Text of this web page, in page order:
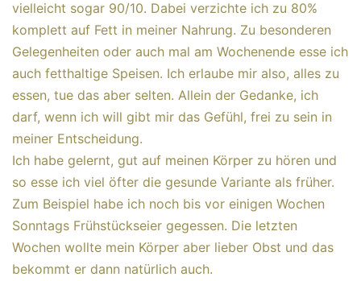
vielleicht sogar 90/10. Dabei verzichte ich zu 80%
komplett auf Fett in meiner Nahrung. Zu besonderen
Gelegenheiten oder auch mal am Wochenende esse ich
auch fetthaltige Speisen. Ich erlaube mir also, alles zu
essen, tue das aber selten. Allein der Gedanke, ich
darf, wenn ich will gibt mir das Gefühl, frei zu sein in
meiner Entscheidung.
Ich habe gelernt, gut auf meinen Körper zu hören und
so esse ich viel öfter die gesunde Variante als früher.
Zum Beispiel habe ich noch bis vor einigen Wochen
Sonntags Frühstückseier gegessen. Die letzten
Wochen wollte mein Körper aber lieber Obst und das
bekommt er dann natürlich auch.